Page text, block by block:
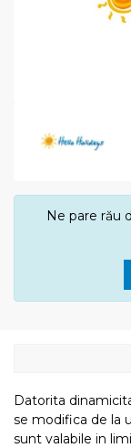
Ne pare rău
Datorita
se modifica de la
sunt valabile in